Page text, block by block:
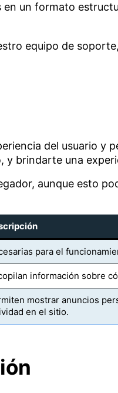
un formato
equipo de
del usuario y
brindarte una
aunque esto
para el
información sobre
mostrar anuncios
en el sitio.